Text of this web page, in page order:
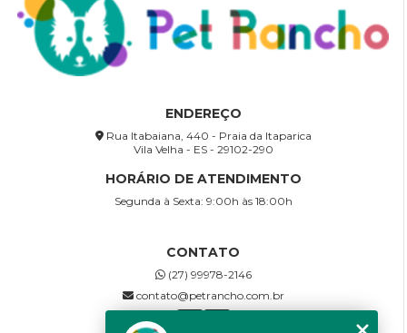
ENDEREÇO
Rua Itabaiana, 440 - Praia da Itaparica
Vila Velha - ES - 29102-290
HORÁRIO DE ATENDIMENTO
Segunda à Sexta: 9:00h às 18:00h
CONTATO
(27) 99978-2146
contato@petrancho.com.br